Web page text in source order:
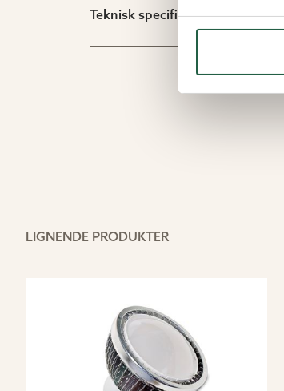
Teknisk specifikation
LIGNENDE PRODUKTER